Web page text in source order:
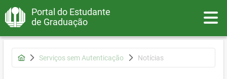
Portal do Estudante
de Graduação
Serviços sem Autenticação Notícias